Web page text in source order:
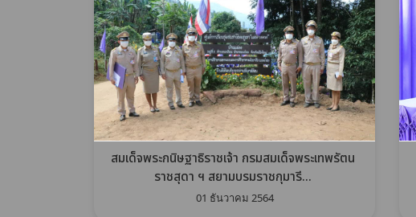
สมเด็จพระกนิษฐาธิราชเจ้า กรมสมเด็จพระเทพรัตน
ราชสุดา ฯ สยามบรมราชกุมารี...
01 ธันวาคม 2564